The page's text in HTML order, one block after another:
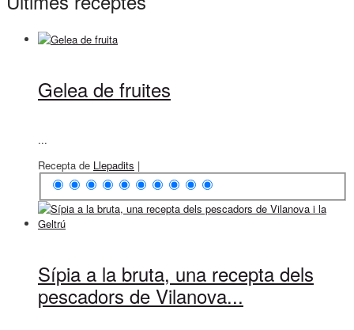
Gelea de fruites
...
Recepta de Llepadits |
Sípia a la bruta, una recepta dels
pescadors de Vilanova...